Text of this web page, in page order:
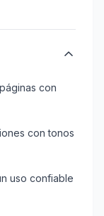
con
con tonos
uso confiable